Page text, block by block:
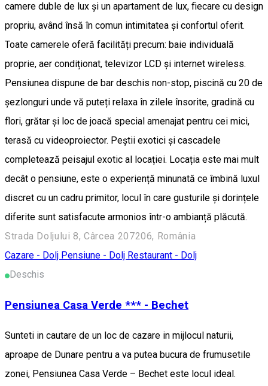
camere duble de lux și un apartament de lux, fiecare cu design
propriu, având însă în comun intimitatea și confortul oferit.
Toate camerele oferă facilități precum: baie individuală
proprie, aer condiționat, televizor LCD și internet wireless.
Pensiunea dispune de bar deschis non-stop, piscină cu 20 de
șezlonguri unde vă puteți relaxa în zilele însorite, gradină cu
flori, grătar și loc de joacă special amenajat pentru cei mici,
terasă cu videoproiector. Peștii exotici și cascadele
completează peisajul exotic al locației. Locația este mai mult
decât o pensiune, este o experiență minunată ce îmbină luxul
discret cu un cadru primitor, locul în care gusturile și dorințele
diferite sunt satisfacute armonios într-o ambianță plăcută.
Strada Doljului 8, Cârcea 207206, România
Cazare - Dolj Pensiune - Dolj Restaurant - Dolj
Deschis
Pensiunea Casa Verde *** - Bechet
Sunteti in cautare de un loc de cazare in mijlocul naturii,
aproape de Dunare pentru a va putea bucura de frumusetile
zonei, Pensiunea Casa Verde – Bechet este locul ideal.